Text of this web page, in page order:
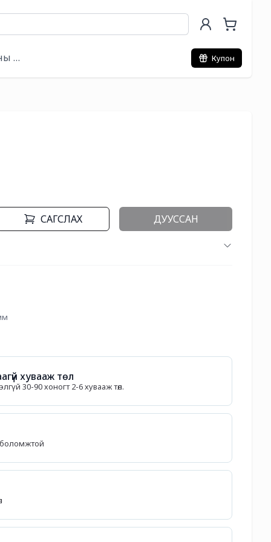
хэрэгсэл Купон
САГСЛАХ ДУУССАН
хувааж төл
30-90 хоногт 2-6 хувааж төл.
боломжтой